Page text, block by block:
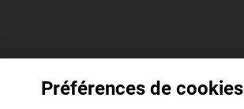
Préférences de cookies